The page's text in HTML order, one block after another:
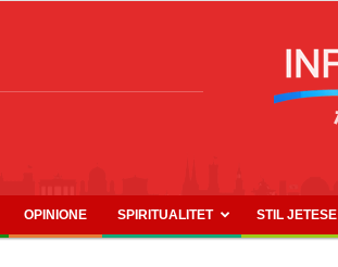
OPINIONE SPIRITUALITET STIL JETESE